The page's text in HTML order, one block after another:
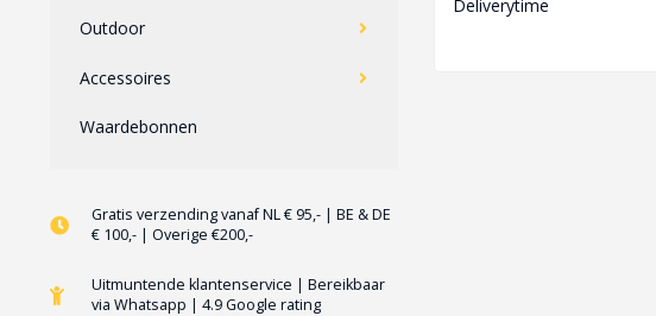
Outdoor
Accessoires
Waardebonnen
Gratis verzending vanaf NL € 95,- | BE & DE
€ 100,- | Overige €200,-
Uitmuntende klantenservice | Bereikbaar
via Whatsapp | 4.9 Google rating
Deliverytime